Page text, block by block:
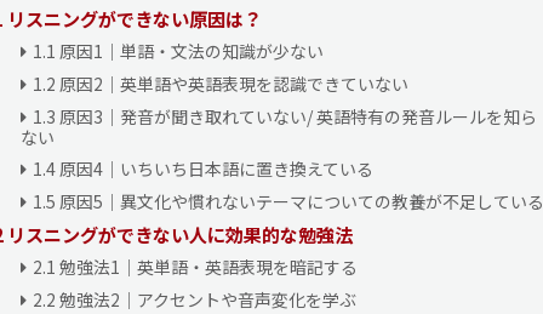
真大（いせき まさひろ）
年生まれ、東京都立川市出身。立川市立立川第五中学校から都立翔
学校へ進学。高校3年の4月に武田塾御茶ノ水本校に入塾し、偏差値
明治大学商学部に逆転合格。明治大学在学中、2年で英検1級を取得
、英国イースト・アングリア大学へ正規留学。卒業後は一般企業（
ベイカレント・コンサルティング、他）で英語を使った実務を経験
独立。
は大学受験予備校、武田塾の西東京エリア（練馬校、田無校、ひば
、東久留米校、拝島校）を統括する傍ら、武田塾のカリキュラム作
、YouTubeの「武田塾チャンネル」にも出演中。統括校舎からは難
・早慶上智・GMARCHなどへの合格実績を数多く出している。
会社代表取締役。
リスニングができない原因は？
1.1 原因1｜単語・文法の知識が少ない
1.2 原因2｜英単語や英語表現を認識できていない
1.3 原因3｜発音が聞き取れていない/ 英語特有の発音ルールを知ら
ない
1.4原因4｜いちいち日本語に置き換えている
1.5 原因5｜異文化や慣れないテーマについての教養が不足している
リスニングができない人に効果的な勉強法
2.1 勉強法1｜英単語・英語表現を暗記する
2.2 勉強法2｜アクセントや音声変化を学ぶ